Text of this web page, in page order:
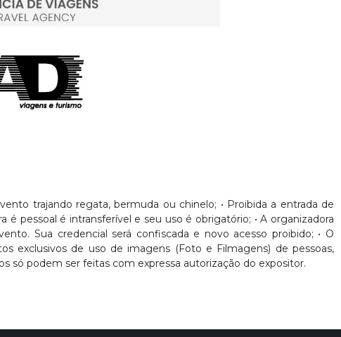
trajando regata, bermuda ou chinelo; • Proibida a entrada de
pessoal é intransferível e seu uso é obrigatório; • A organizadora
Sua credencial será confiscada e novo acesso proibido; • O
exclusivos de uso de imagens (Foto e Filmagens) de pessoas,
só podem ser feitas com expressa autorização do expositor.